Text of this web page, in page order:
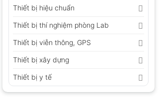
Thiết bị hiệu chuẩn
Thiết bị thí nghiệm phòng Lab
Thiết bị viễn thông, GPS
Thiết bị xây dựng
Thiết bị y tế